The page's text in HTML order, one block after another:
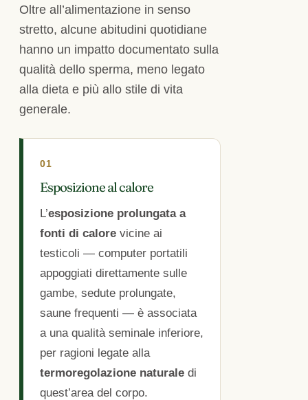
Oltre all’alimentazione in senso
stretto, alcune abitudini quotidiane
hanno un impatto documentato sulla
qualità dello sperma, meno legato
alla dieta e più allo stile di vita
generale.
01
Esposizione al calore
L’esposizione prolungata a
fonti di calore vicine ai
testicoli — computer portatili
appoggiati direttamente sulle
gambe, sedute prolungate,
saune frequenti — è associata
a una qualità seminale inferiore,
per ragioni legate alla
termoregolazione naturale di
quest’area del corpo.